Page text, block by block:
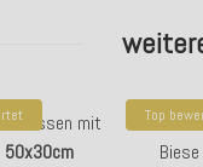
Kissen mit
50x30cm
Top
Biese